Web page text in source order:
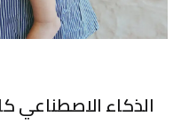
الذكاء الاصطناعي